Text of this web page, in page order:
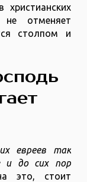
христианских
отменяет
столпом и
евреев так
и до сих пор
это, стоит